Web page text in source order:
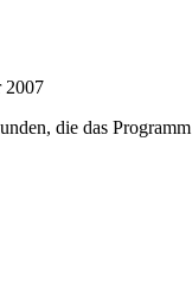
2007
die das Programm